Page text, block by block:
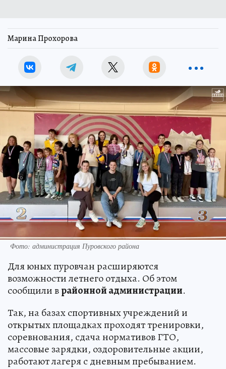
Марина Прохорова
Фото: администрация Пуровского района
Для юных пуровчан расширяются
возможности летнего отдыха. Об этом
сообщили врайонной администрации.
Так, на базах спортивных учреждений и
открытых площадках проходят тренировки,
соревнования, сдача нормативов ГТО,
массовые зарядки, оздоровительные акции,
работают лагеря с дневным пребыванием.